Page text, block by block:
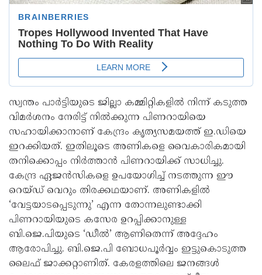
സ്വന്തം പാർട്ടിയുടെ ജില്ലാ കമ്മിറ്റികളിൽ നിന്ന് കടുത്ത
വിമർശനം നേരിട്ട് നിൽക്കുന്ന പിണറായിയെ
സഹായിക്കാനാണ് കേന്ദ്രം കൃത്യസമയത്ത് ഇ.ഡിയെ
ഇറക്കിയത്. ഇതിലൂടെ അണികളെ വൈകാരികമായി
തനിക്കൊപ്പം നിർത്താൻ പിണറായിക്ക് സാധിച്ചു.
കേന്ദ്ര ഏജൻസികളെ ഉപയോഗിച്ച് നടത്തുന്ന ഈ
റെയ്ഡ് വെറും തിരക്കഥയാണ്. അണികളിൽ
‘വേട്ടയാടപ്പെടുന്നു’ എന്ന തോന്നലുണ്ടാക്കി
പിണറായിയുടെ കസേര ഉറപ്പിക്കാനുള്ള
ബി.ജെ.പിയുടെ ‘ഡീൽ’ ആണിതെന്ന് അദ്ദേഹം
ആരോപിച്ചു. ബി.ജെ.പി ബോധപൂർവ്വം ഇട്ടുകൊടുത്ത
ലൈഫ് ജാക്കറ്റാണിത്. കേരളത്തിലെ ജനങ്ങൾ